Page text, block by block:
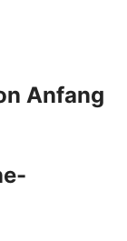
Anfang